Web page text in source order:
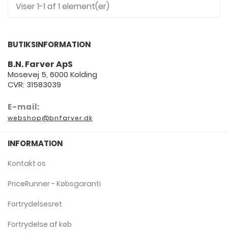
Viser 1-1 af 1 element(er)
BUTIKSINFORMATION
B.N. Farver ApS
Mosevej 5, 6000 Kolding
CVR: 31583039
E-mail:
webshop@bnfarver.dk
INFORMATION
Kontakt os
PriceRunner - Købsgaranti
Fortrydelsesret
Fortrydelse af køb